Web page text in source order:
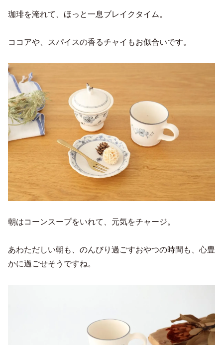
珈琲を淹れて、ほっと一息ブレイクタイム。
ココアや、スパイスの香るチャイもお似合いです。
朝はコーンスープをいれて、元気をチャージ。
あわただしい朝も、のんびり過ごすおやつの時間も、心豊
かに過ごせそうですね。